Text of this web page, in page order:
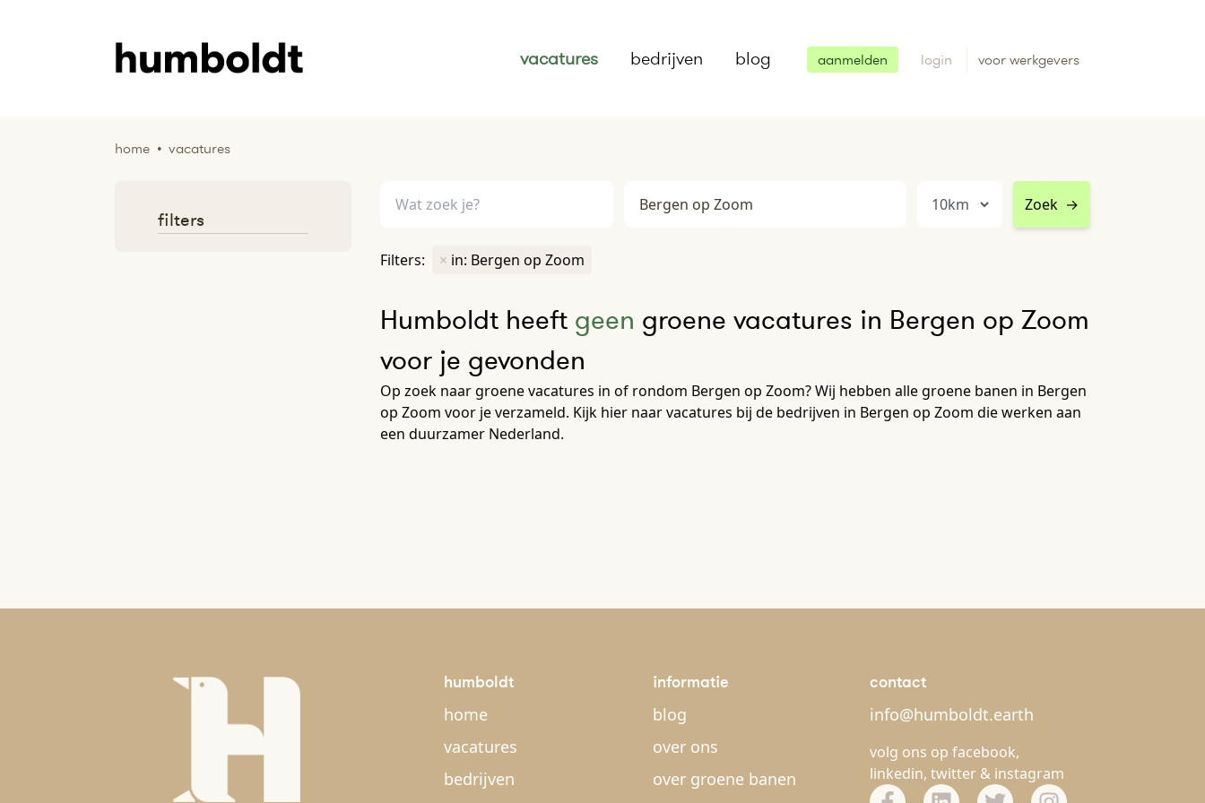
vacatures bedrijven blog aanmelden login voor werkgevers
home • vacatures
Zoek →
Filters: × in: Bergen op Zoom
Humboldt heeft geen groene vacatures in Bergen op Zoom
voor je gevonden
Op zoek naar groene vacatures in of rondom Bergen op Zoom? Wij hebben alle groene banen in Bergen
op Zoom voor je verzameld. Kijk hier naar vacatures bij de bedrijven in Bergen op Zoom die werken aan
een duurzamer Nederland.
filters
humboldt
home
vacatures
bedrijven
informatie
blog
over ons
over groene banen
contact
info@humboldt.earth
volg ons op facebook,
linkedin, twitter & instagram